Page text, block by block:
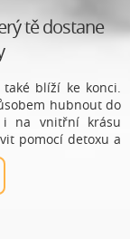
tě dostane
blíží ke konci.
hubnout do
i na vnitřní krásu
pomocí detoxu a